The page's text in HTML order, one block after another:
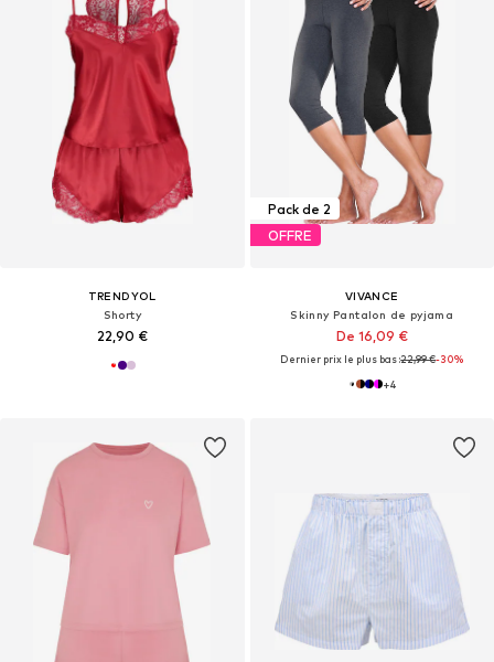
TRENDYOL
Shorty
22,90 €
Pack de 2
OFFRE
VIVANCE
Skinny Pantalon de pyjama
De 16,09 €
Dernier prix le plus bas :22,99 €-30%
+4